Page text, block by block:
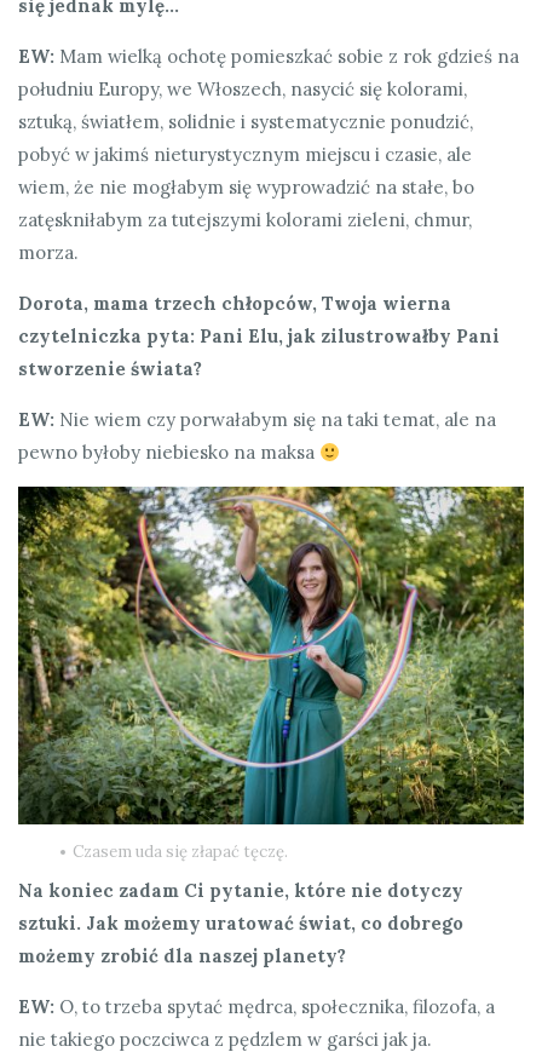
się jednak mylę…
EW: Mam wielką ochotę pomieszkać sobie z rok gdzieś na
południu Europy, we Włoszech, nasycić się kolorami,
sztuką, światłem, solidnie i systematycznie ponudzić,
pobyć w jakimś nieturystycznym miejscu i czasie, ale
wiem, że nie mogłabym się wyprowadzić na stałe, bo
zatęskniłabym za tutejszymi kolorami zieleni, chmur,
morza.
Dorota, mama trzech chłopców, Twoja wierna
czytelniczka pyta: Pani Elu, jak zilustrowałby Pani
stworzenie świata?
EW: Nie wiem czy porwałabym się na taki temat, ale na
pewno byłoby niebiesko na maksa
Czasem uda się złapać tęczę.
Na koniec zadam Ci pytanie, które nie dotyczy
sztuki. Jak możemy uratować świat, co dobrego
możemy zrobić dla naszej planety?
EW: O, to trzeba spytać mędrca, społecznika, filozofa, a
nie takiego poczciwca z pędzlem w garści jak ja.